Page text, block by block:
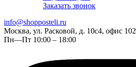
Заказать звонок
info@shopposteli.ru
Москва, ул. Расковой, д. 10с4, офис 102
Пн—Пт 10:00 – 18:00